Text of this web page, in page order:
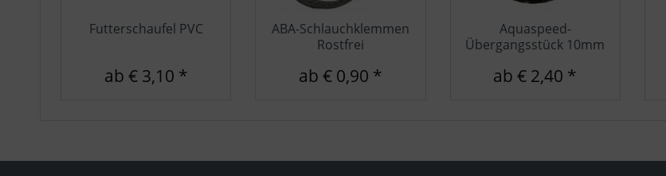
Futterschaufel PVC
ab € 3,10 *
ABA-Schlauchklemmen
Rostfrei
ab € 0,90 *
Aquaspeed-
Übergangsstück 10mm
ab € 2,40 *